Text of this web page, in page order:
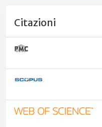
Citazioni